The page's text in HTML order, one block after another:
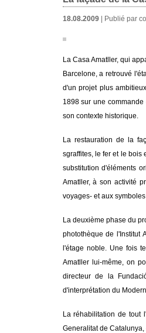
18.08.2009| Publié par
La Casa Amatller, qui
Barcelone, a retrouvé
d'un projet plus
1898 sur une
son contexte historique.
La restauration de la
sgraffites, le fer et le bois
substitution d'éléments
Amatller, à son activité
voyages- et aux
La deuxième phase du
photothèque de l'Institut
l'étage noble. Une fois
Amatller lui-même, on
directeur de la
d'interprétation du
La réhabilitation de
Generalitat de